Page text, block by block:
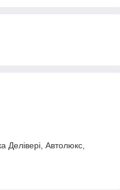
Делівері, Автолюкс,